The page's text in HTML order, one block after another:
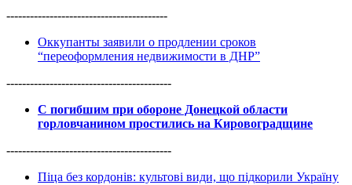
-----------------------------------------
Оккупанты заявили о продлении сроков
“переоформления недвижимости в ДНР”
------------------------------------------
С погибшим при обороне Донецкой области
горловчанином простились на Кировоградщине
------------------------------------------
Піца без кордонів: культові види, що підкорили Україну